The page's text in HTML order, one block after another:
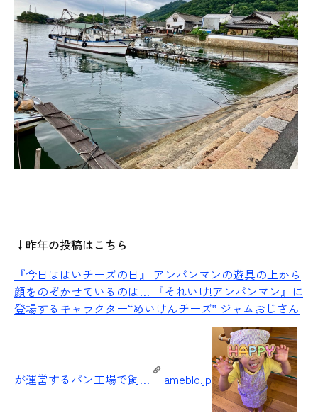
↓昨年の投稿はこちら
『今日ははいチーズの日』 アンパンマンの遊具の上から
顔をのぞかせているのは… 『それいけ!アンパンマン』に
登場するキャラクター“めいけんチーズ” ジャムおじさん
が運営するパン工場で飼… ameblo.jp